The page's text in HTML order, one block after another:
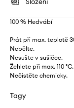
100 % Hedvábí
Prát při max. teplotě
Nebělte.
Nesušte v sušičce.
Žehlete při max. 110 °C.
Nečistěte chemicky.
Tagy